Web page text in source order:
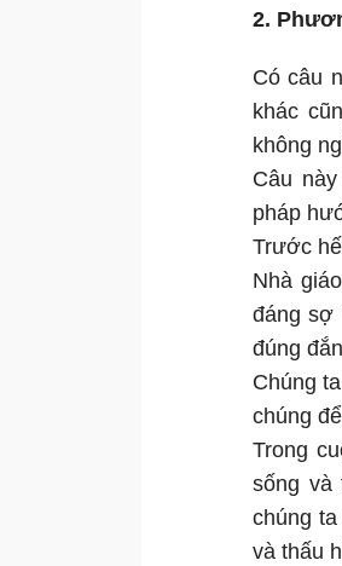
2.
Có câu
khác
không
Câu
pháp
Trước
Nhà
đáng sợ
đúng
Chúng
chúng
Trong
sống và
chúng
và thấu